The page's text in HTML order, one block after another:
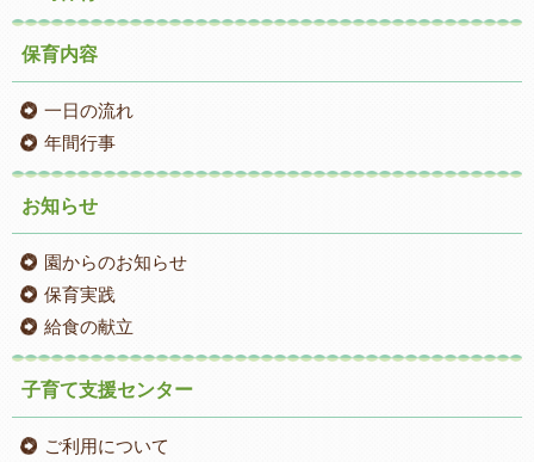
保育内容
一日の流れ
年間行事
お知らせ
園からのお知らせ
保育実践
給食の献立
子育て支援センター
ご利用について